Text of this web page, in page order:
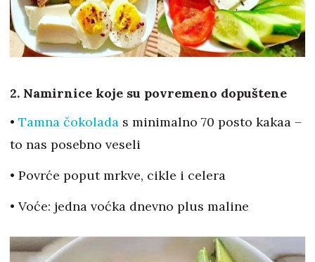
2. Namirnice koje su povremeno dopuštene
• Tamna čokolada s minimalno 70 posto kakaa –
to nas posebno veseli
• Povrće poput mrkve, cikle i celera
• Voće: jedna voćka dnevno plus maline